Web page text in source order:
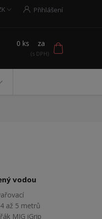
Přihlášení
0 ks za
vodou
až 5 metrů
MIG iGrip